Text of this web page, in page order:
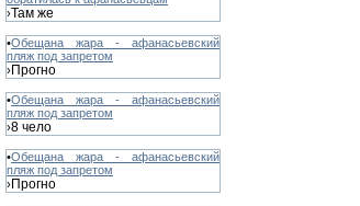
›Там же
•Обещана жара - афанасьевский
пляж под запретом
›Прогно
•Обещана жара - афанасьевский
пляж под запретом
›8 чело
•Обещана жара - афанасьевский
пляж под запретом
›Прогно